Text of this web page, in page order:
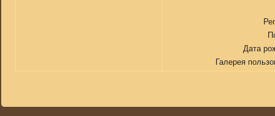
Дата
Галерея